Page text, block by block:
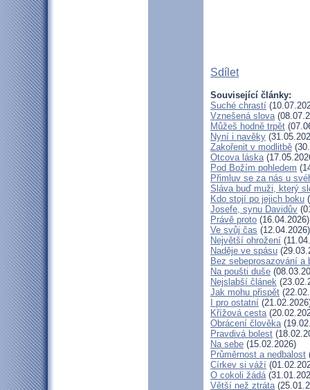
Sdílet
Související články:
Suché chrastí
Vznešená slova
Můžeš hodně trpět
Nyní i navěky
Zakořenit v modlitbě
Otcova láska
Pod Božím pohledem
Přimluv se za nás u
Sláva buď muži, který
Kdo stojí po jejich boku
Josefe, synu Davidův
Právě proto (16.04.2026)
Ve svůj čas (12.04.2026)
Největší ohrožení
Naděje ve spásu
Bez sebeprosazování a
Na poušti duše
Nejslabší článek
Jak mohu přispět
I pro ostatní
Křížová cesta
Obrácení člověka
Pravdivá bolest
Na sebe (15.02.2026)
Průměrnost a nedbalost
Církev si váží
O cokoli žádá
Větší než ztráta